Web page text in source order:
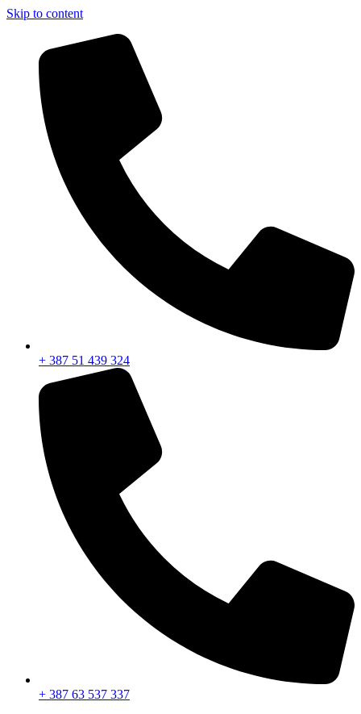
Skip to content
+ 387 51 439 324
+ 387 63 537 337